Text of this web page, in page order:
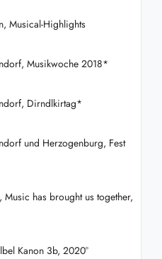
Musical-Highlights
Musikwoche 2018*
Dirndlkirtag*
und Herzogenburg, Fest
Music has brought us together,
Kanon 3b, 2020°